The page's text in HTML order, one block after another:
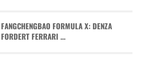
FANGCHENGBAO FORMULA X: DENZA
FORDERT FERRARI …